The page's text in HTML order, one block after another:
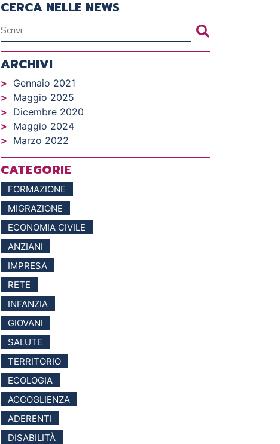
CERCA NELLE NEWS
ARCHIVI
Gennaio 2021
Maggio 2025
Dicembre 2020
Maggio 2024
Marzo 2022
CATEGORIE
FORMAZIONE
MIGRAZIONE
ECONOMIA CIVILE
ANZIANI
IMPRESA
RETE
INFANZIA
GIOVANI
SALUTE
TERRITORIO
ECOLOGIA
ACCOGLIENZA
ADERENTI
DISABILITÀ